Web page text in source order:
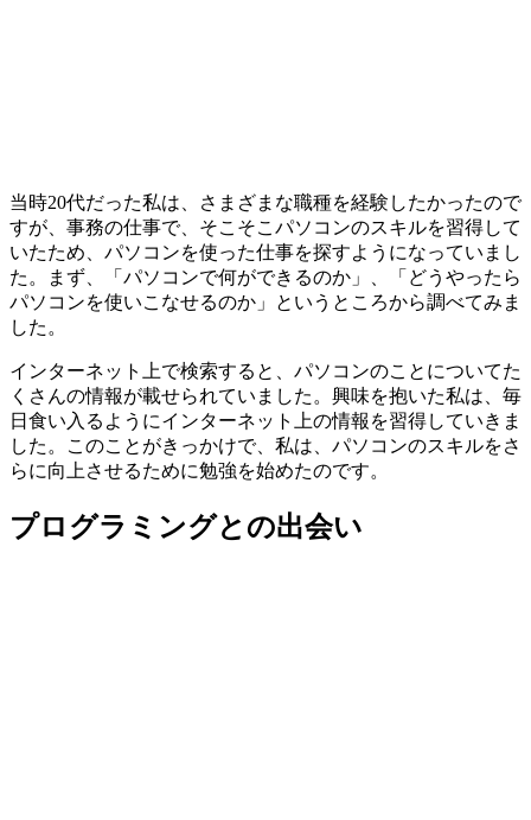
当時20代だった私は、さまざまな職種を経験したかったので
すが、事務の仕事で、そこそこパソコンのスキルを習得して
いたため、パソコンを使った仕事を探すようになっていまし
た。まず、「パソコンで何ができるのか」、「どうやったら
パソコンを使いこなせるのか」というところから調べてみま
した。
インターネット上で検索すると、パソコンのことについてた
くさんの情報が載せられていました。興味を抱いた私は、毎
日食い入るようにインターネット上の情報を習得していきま
した。このことがきっかけで、私は、 パソコンのスキルをさ
らに向上させるために勉強を始めたのです。
プログラミングとの出会い